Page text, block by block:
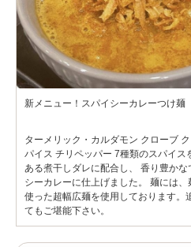
新メニュー！スパイシーカレーつけ麺
ターメリック・カルダモン クローブ
パイス チリペッパー 7種類のスパイス
ある煮干しダレに配合し、 香り豊か
シーカレーに仕上げました。 麺には
使った超幅広麺を使用しております。
てもご堪能下さい。